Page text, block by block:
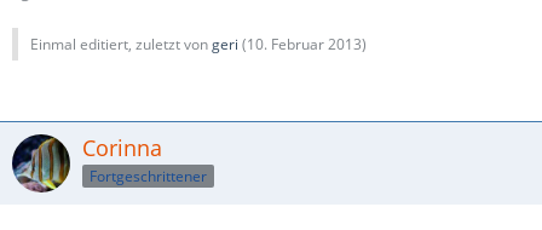
Einmal editiert, zuletzt vongeri (10. Februar 2013)
Corinna
Fortgeschrittener